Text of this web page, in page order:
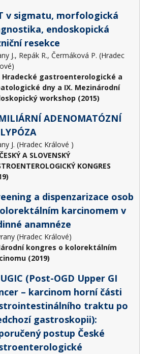
v sigmatu, morfologická
endoskopická
resekce
J., Repák R., Čermáková P. (Hradec
Hradecké gastroenterologické a
dny a IX. Mezinárodní
workshop (2015)
ADENOMATÓZNÍ
Cyrany J. (Hradec Králové )
A SLOVENSKÝ
KONGRES
a dispenzarizace osob
karcinomem v
anamnéze
(Hradec Králové)
kongres o kolorektálním
(2019)
(Post-OGD Upper GI
– karcinom horní části
traktu po
gastroskopii):
postup České